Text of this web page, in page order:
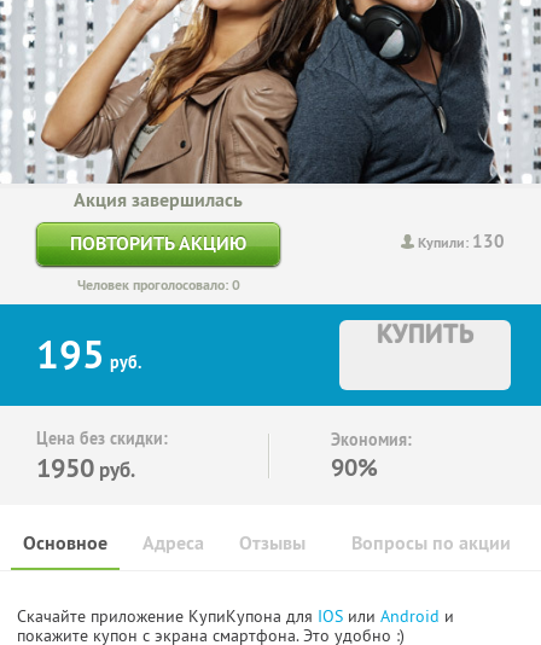
Купили: 130
Акция завершилась
ПОВТОРИТЬ АКЦИЮ
Человек проголосовало: 0
195 руб.
КУПИТЬ
Цена без скидки:
1950 руб.
Экономия:
90%
Основное Отзывы Вопросы по акции
Адреса
Скачайте приложение КупиКупона для IOS или Android и
покажите купон с экрана смартфона. Это удобно :)